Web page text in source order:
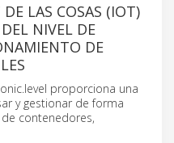
LAS COSAS (IOT)
NIVEL DE
DE
proporciona una
y gestionar de forma
contenedores,